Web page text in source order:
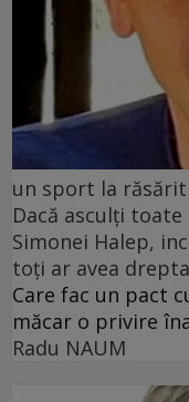
un sport la răsărit
Dacă asculți
Simonei Halep,
toți ar avea
Care fac un pact
măcar o privire
Radu NAUM